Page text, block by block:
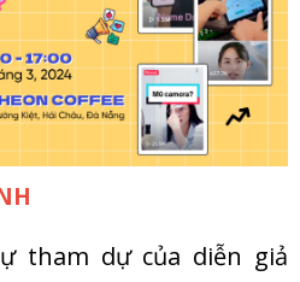
tham dự của diễn giả